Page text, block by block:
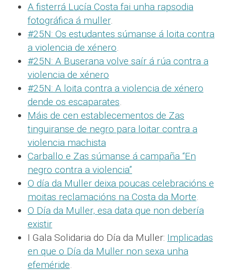
A fisterrá Lucía Costa fai unha rapsodia
fotográfica á muller.
#25N: Os estudantes súmanse á loita contra
a violencia de xénero.
#25N: A Buserana volve saír á rúa contra a
violencia de xénero
#25N: A loita contra a violencia de xénero
dende os escaparates.
Máis de cen establecementos de Zas
tinguiranse de negro para loitar contra a
violencia machista
Carballo e Zas súmanse á campaña “En
negro contra a violencia”
O día da Muller deixa poucas celebracións e
moitas reclamacións na Costa da Morte.
O Día da Muller, esa data que non debería
existir
I Gala Solidaria do Día da Muller: Implicadas
en que o Día da Muller non sexa unha
efeméride.